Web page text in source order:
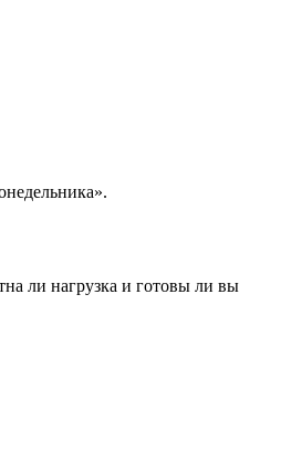
ли нагрузка и готовы ли вы